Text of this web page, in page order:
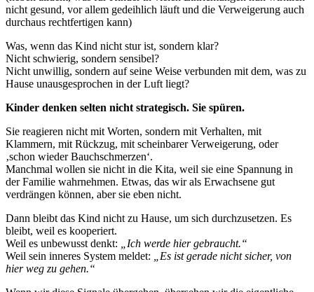
nicht gesund, vor allem gedeihlich läuft und die Verweigerung auch
durchaus rechtfertigen kann)
Was, wenn das Kind nicht stur ist, sondern klar?
Nicht schwierig, sondern sensibel?
Nicht unwillig, sondern auf seine Weise verbunden mit dem, was zu
Hause unausgesprochen in der Luft liegt?
Kinder denken selten nicht strategisch. Sie spüren.
Sie reagieren nicht mit Worten, sondern mit Verhalten, mit
Klammern, mit Rückzug, mit scheinbarer Verweigerung, oder
‚schon wieder Bauchschmerzen‘.
Manchmal wollen sie nicht in die Kita, weil sie eine Spannung in
der Familie wahrnehmen. Etwas, das wir als Erwachsene gut
verdrängen können, aber sie eben nicht.
Dann bleibt das Kind nicht zu Hause, um sich durchzusetzen. Es
bleibt, weil es kooperiert.
Weil es unbewusst denkt:
„Ich werde hier gebraucht.“
Weil sein inneres System meldet:
„Es ist gerade nicht sicher, von
hier weg zu gehen.“